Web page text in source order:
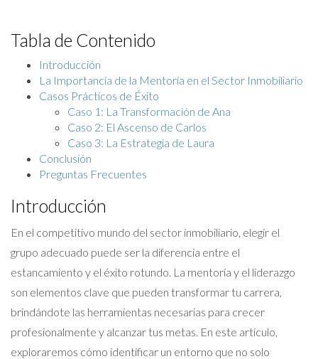
Tabla de Contenido
Introducción
La Importancia de la Mentoría en el Sector Inmobiliario
Casos Prácticos de Éxito
Caso 1: La Transformación de Ana
Caso 2: El Ascenso de Carlos
Caso 3: La Estrategia de Laura
Conclusión
Preguntas Frecuentes
Introducción
En el competitivo mundo del sector inmobiliario, elegir el
grupo adecuado puede ser la diferencia entre el
estancamiento y el éxito rotundo. La mentoría y el liderazgo
son elementos clave que pueden transformar tu carrera,
brindándote las herramientas necesarias para crecer
profesionalmente y alcanzar tus metas. En este artículo,
exploraremos cómo identificar un entorno que no solo